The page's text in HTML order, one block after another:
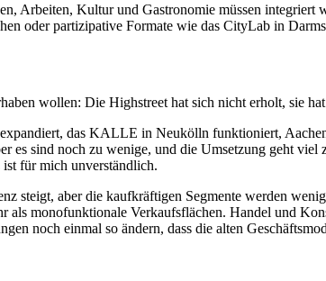
Arbeiten, Kultur und Gastronomie müssen
oder partizipative Formate wie das CityLab in
wollen: Die Highstreet hat sich nicht erholt, sie
das KALLE in Neukölln funktioniert,
sind noch zu wenige, und die Umsetzung geht
ist für mich unverständlich.
steigt, aber die kaufkräftigen Segmente werden
monofunktionale Verkaufsflächen. Handel und
noch einmal so ändern, dass die alten